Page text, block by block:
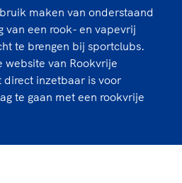
vanzelf
LA28
2027
topsport
maken van onderstaand
van een rook- en vapevrij
te brengen bij sportclubs.
website van Rookvrije
inzetbaar is voor
te gaan met een rookvrije